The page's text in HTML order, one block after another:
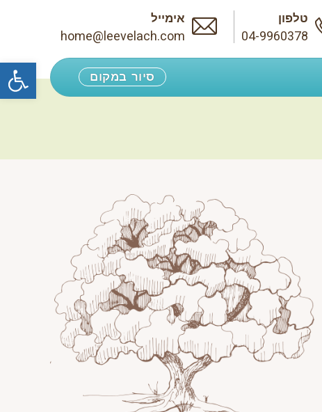
פתח סרגל נגישות סיור במקום
טלפון
04-9960378
אימייל
home@leevelach.com